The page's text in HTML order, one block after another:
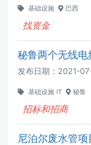
基础设施 巴西
找资金
秘鲁两个无线
发布日期： 2021-
基础设施 IT 秘鲁
招标和招商
尼泊尔废水管项